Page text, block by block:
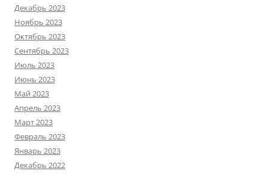
Декабрь 2023
Ноябрь 2023
Октябрь 2023
Сентябрь 2023
Июль 2023
Июнь 2023
Май 2023
Апрель 2023
Март 2023
Февраль 2023
Январь 2023
Декабрь 2022